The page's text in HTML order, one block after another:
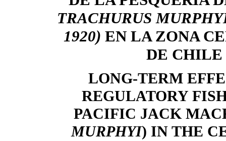
TRACHURUS
1920) EN LA ZONA
DE CHILE
LONG-TERM
REGULATORY
PACIFIC JACK
MURPHYI) IN THE